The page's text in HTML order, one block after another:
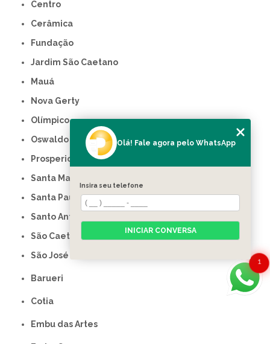
Centro
Cerâmica
Fundação
Jardim São Caetano
Mauá
Nova Gerty
Olímpico
Oswaldo Cruz
Prosperidade
Santa Maria
Santa Paula
Santo Antônio
São Caetano do Sul
São José
Barueri
Cotia
Embu das Artes
1
Olá! Fale agora pelo WhatsApp
Insira seu telefone
INICIAR CONVERSA